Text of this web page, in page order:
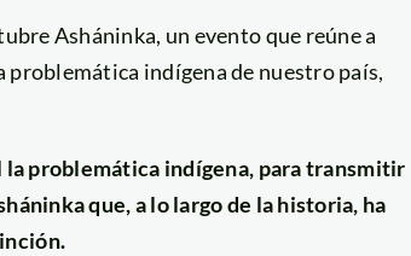
Asháninka, un evento que reúne a
indígena de nuestro país,
problemática indígena, para transmitir
que, a lo largo de la historia, ha